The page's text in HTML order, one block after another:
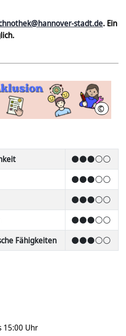
stadt.de. Ein
©
⚫⚫⚫⚪⚪
⚫⚫⚫⚪⚪
⚫⚫⚫⚪⚪
⚫⚫⚫⚪⚪
Fähigkeiten
⚫⚫⚫⚪⚪
15:00 Uhr